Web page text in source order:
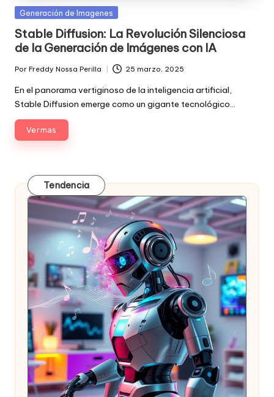
Posted
Generación de Imagenes
Stable Diffusion: La Revolución Silenciosa
de la Generación de Imágenes con IA
Publicado
por
Por Freddy Nossa Perilla 25 marzo, 2025
En el panorama vertiginoso de la inteligencia artificial,
Stable Diffusion emerge como un gigante tecnológico…
Ver mas
Tendencia